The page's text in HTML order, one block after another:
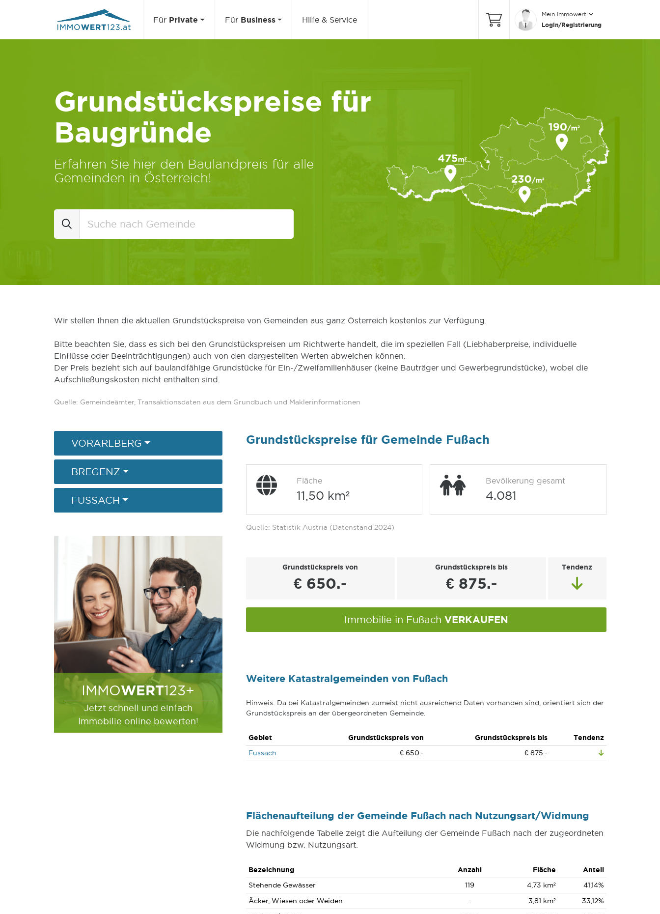
Für Private Für Business Hilfe & Service
Mein Immowert
Login/Registrierung
Grundstückspreise für
Baugründe
Erfahren Sie hier den Baulandpreis für alle
Gemeinden in Österreich!
Wir stellen Ihnen die aktuellen Grundstückspreise von Gemeinden aus ganz Österreich kostenlos zur Verfügung.
Bitte beachten Sie, dass es sich bei den Grundstückspreisen um Richtwerte handelt, die im speziellen Fall (Liebhaberpreise, individuelle
Einflüsse oder Beeinträchtigungen) auch von den dargestellten Werten abweichen können.
Der Preis bezieht sich auf baulandfähige Grundstücke für Ein-/Zweifamilienhäuser (keine Bauträger und Gewerbegrundstücke), wobei die
Aufschließungskosten nicht enthalten sind.
Quelle: Gemeindeämter, Transaktionsdaten aus dem Grundbuch und Maklerinformationen
VORARLBERG
BREGENZ
FUSSACH
IMMOWERT123+
Jetzt schnell und einfach
Immobilie online bewerten!
Grundstückspreise für Gemeinde Fußach
Fläche
11,50 km²
Bevölkerung gesamt
4.081
Quelle: Statistik Austria (Datenstand 2024)
Grundstückspreis von
€ 650.-
Grundstückspreis bis
€ 875.-
Tendenz
Immobilie in Fußach VERKAUFEN
Weitere Katastralgemeinden von Fußach
Hinweis: Da bei Katastralgemeinden zumeist nicht ausreichend Daten vorhanden sind, orientiert sich der
Grundstückspreis an der übergeordneten Gemeinde.
Gebiet Grundstückspreis von Grundstückspreis bis
Tendenz
Fussach
€ 650.- € 875.-
Flächenaufteilung der Gemeinde Fußach nach Nutzungsart/Widmung
Die nachfolgende Tabelle zeigt die Aufteilung der Gemeinde Fußach nach der zugeordneten
Widmung bzw. Nutzungsart.
Bezeichnung Anzahl Fläche
Anteil
Stehende Gewässer
119 4,73 km²
41,14%
Äcker, Wiesen oder Weiden
- 3,81 km²
33,12%